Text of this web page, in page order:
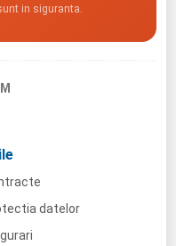
in siguranta.
datelor